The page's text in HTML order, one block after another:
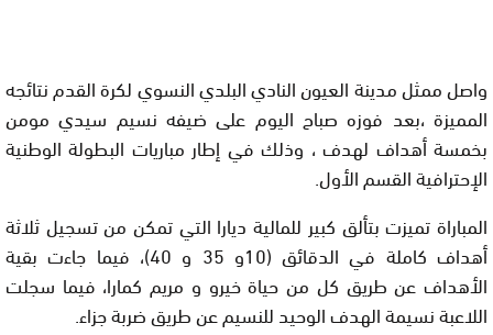
واصل ممثل مدينة العيون النادي البلدي النسوي لكرة القدم نتائجه
المميزة ،بعد فوزه صباح اليوم على ضيفه نسيم سيدي مومن
بخمسة أهداف لهدف ، وذلك في إطار مباريات البطولة الوطنية
الإحترافية القسم الأول.
المباراة تميزت بتألق كبير للمالية ديارا التي تمكن من تسجيل ثلاثة
أهداف كاملة في الدقائق (10و 35 و 40)، فيما جاءت بقية
الأهداف عن طريق كل من حياة خيرو و مريم كمارا، فيما سجلت
اللاعبة نسيمة الهدف الوحيد للنسيم عن طريق ضربة جزاء.